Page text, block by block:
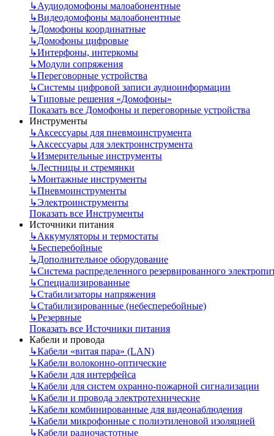
↳Аудиодомофоны малоабонентные
↳Видеодомофоны малоабонентные
↳Домофоны координатные
↳Домофоны цифровые
↳Интерфоны, интеркомы
↳Модули сопряжения
↳Переговорные устройства
↳Системы цифровой записи аудиоинформации
↳Типовые решения «Домофоны»
Показать все Домофоны и переговорные устройства
Инструменты
↳Аксессуары для пневмоинструмента
↳Аксессуары для электроинструмента
↳Измерительные инструменты
↳Лестницы и стремянки
↳Монтажные инструменты
↳Пневмоинструменты
↳Электроинструменты
Показать все Инструменты
Источники питания
↳Аккумуляторы и термостаты
↳Бесперебойные
↳Дополнительное оборудование
↳Система распределенного резервированного
↳Специализированные
↳Стабилизаторы напряжения
↳Стабилизированные (небесперебойные)
↳Резервные
Показать все Источники питания
Кабели и провода
↳Кабели «витая пара» (LAN)
↳Кабели волоконно-оптические
↳Кабели для интерфейса
↳Кабели для систем охранно-пожарной сигнализации
↳Кабели и провода электротехнические
↳Кабели комбинированные для видеонаблюдения
↳Кабели микрофонные с полиэтиленовой изоляцией
↳Кабели радиочастотные